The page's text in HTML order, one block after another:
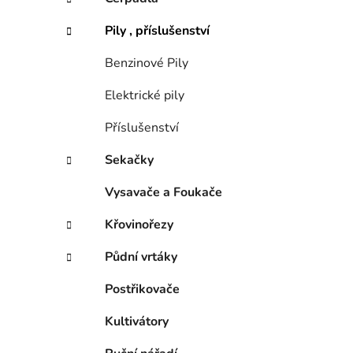
Pily , příslušenství
Benzinové Pily
Elektrické pily
Příslušenství
Sekačky
Vysavače a Foukače
Křovinořezy
Půdní vrtáky
Postřikovače
Kultivátory